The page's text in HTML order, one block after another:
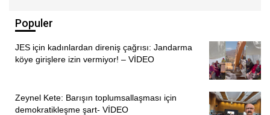
için tüm kamuoyunu destek vermeye davet etti.
HABER MERKEZİ
Populer
JES için kadınlardan direniş çağrısı: Jandarma
köye girişlere izin vermiyor! – VİDEO
Zeynel Kete: Barışın toplumsallaşması için
demokratikleşme şart- VİDEO